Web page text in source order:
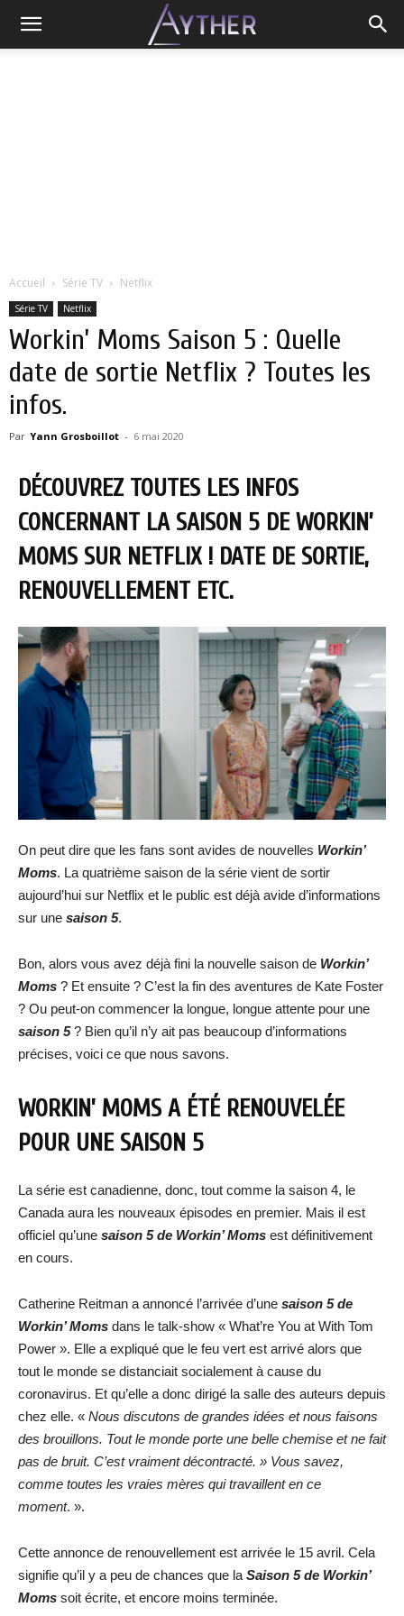
Accueil Série TV Netflix
Série TV Netflix
Workin’ Moms Saison 5 : Quelle
date de sortie Netflix ? Toutes les
infos.
Par Yann Grosboillot - 6 mai 2020
DÉCOUVREZ TOUTES LES INFOS
CONCERNANT LA SAISON 5 DE WORKIN’
MOMS SUR NETFLIX ! DATE DE SORTIE,
RENOUVELLEMENT ETC.
On peut dire que les fans sont avides de nouvelles Workin’
Moms. La quatrième saison de la série vient de sortir
aujourd’hui sur Netflix et le public est déjà avide d’informations
sur une saison 5.
Bon, alors vous avez déjà fini la nouvelle saison de Workin’
Moms ? Et ensuite ? C’est la fin des aventures de Kate Foster
? Ou peut-on commencer la longue, longue attente pour une
saison 5? Bien qu’il n’y ait pas beaucoup d’informations
précises, voici ce que nous savons.
WORKIN’ MOMS A ÉTÉ RENOUVELÉE
POUR UNE SAISON 5
La série est canadienne, donc, tout comme la saison 4, le
Canada aura les nouveaux épisodes en premier. Mais il est
officiel qu’une saison 5 de Workin’ Moms est définitivement
en cours.
Catherine Reitman a annoncé l’arrivée d’une saison 5 de
Workin’ Moms dans le talk-show « What’re You at With Tom
Power ». Elle a expliqué que le feu vert est arrivé alors que
tout le monde se distanciait socialement à cause du
coronavirus. Et qu’elle a donc dirigé la salle des auteurs depuis
chez elle. « Nous discutons de grandes idées et nous faisons
des brouillons. Tout le monde porte une belle chemise et ne fait
pas de bruit. C’est vraiment décontracté. » Vous savez,
comme toutes les vraies mères qui travaillent en ce
moment. ».
Cette annonce de renouvellement est arrivée le 15 avril. Cela
signifie qu’il y a peu de chances que laSaison 5 de Workin’
Moms soit écrite, et encore moins terminée.